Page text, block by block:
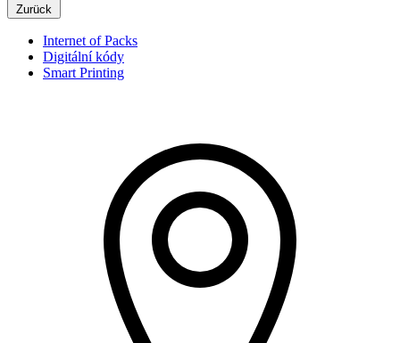
Zurück
Internet of Packs
Digitální kódy
Smart Printing